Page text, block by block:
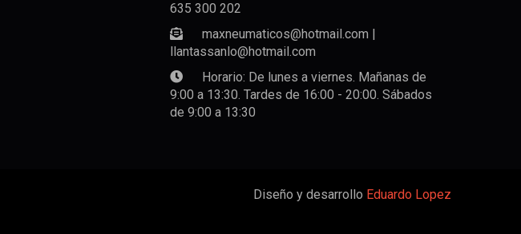
635 300 202
maxneumaticos@hotmail.com |
llantassanlo@hotmail.com
Horario: De lunes a viernes. Mañanas de
9:00 a 13:30. Tardes de 16:00 - 20:00. Sábados
de 9:00 a 13:30
Diseño y desarrollo Eduardo Lopez